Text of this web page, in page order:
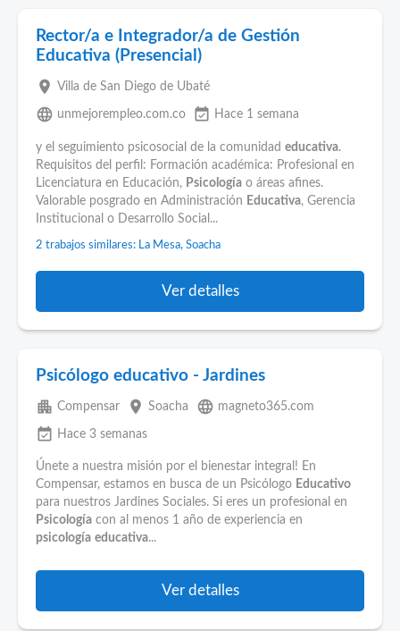
Rector/a e Integrador/a de Gestión
Educativa (Presencial)
place Villa de San Diego de Ubaté
language unmejorempleo.com.co event_available Hace 1 semana
y el seguimiento psicosocial de la comunidad educativa.
Requisitos del perfil: Formación académica: Profesional en
Licenciatura en Educación, Psicología o áreas afines.
Valorable posgrado en Administración Educativa, Gerencia
Institucional o Desarrollo Social...
2 trabajos similares: La Mesa, Soacha
Ver detalles
Psicólogo educativo - Jardines
apartment Compensar place Soacha language magneto365.com
event_available Hace 3 semanas
Únete a nuestra misión por el bienestar integral! En
Compensar, estamos en busca de un Psicólogo Educativo
para nuestros Jardines Sociales. Si eres un profesional en
Psicología con al menos 1 año de experiencia en
psicología educativa...
Ver detalles